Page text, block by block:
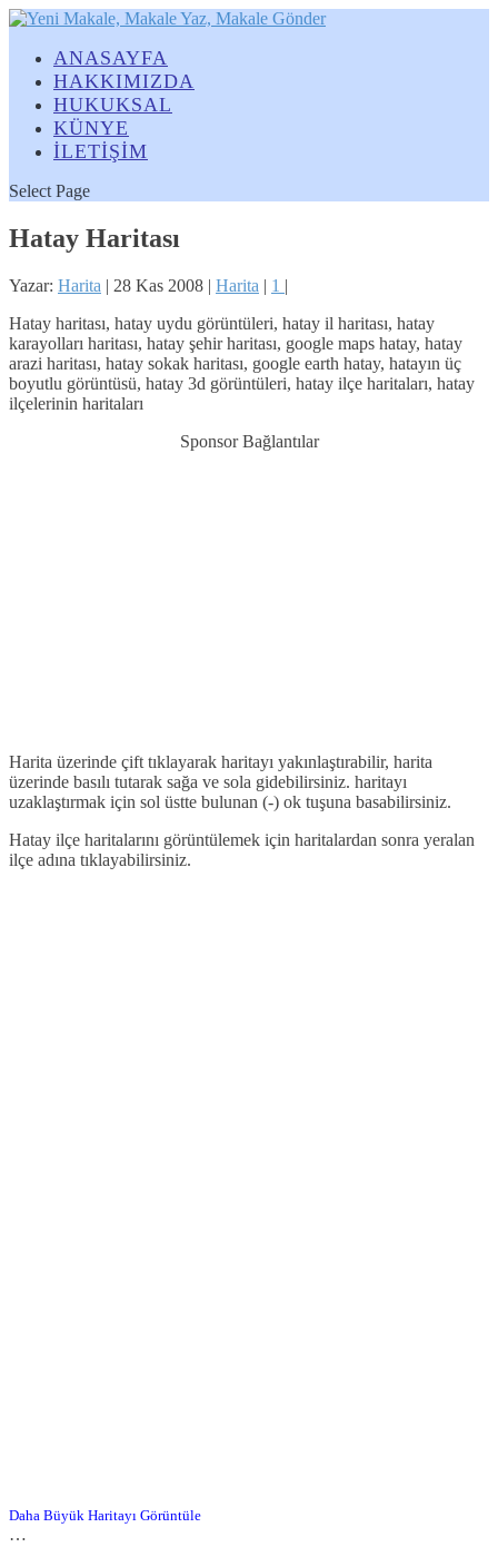
ANASAYFA
HAKKIMIZDA
HUKUKSAL
KÜNYE
İLETİŞİM
Select Page
Hatay Haritası
Yazar: Harita | 28 Kas 2008 | Harita | 1 |
Hatay haritası, hatay uydu görüntüleri, hatay il haritası, hatay
karayolları haritası, hatay şehir haritası, google maps hatay, hatay
arazi haritası, hatay sokak haritası, google earth hatay, hatayın üç
boyutlu görüntüsü, hatay 3d görüntüleri, hatay ilçe haritaları, hatay
ilçelerinin haritaları
Sponsor Bağlantılar
Harita üzerinde çift tıklayarak haritayı yakınlaştırabilir, harita
üzerinde basılı tutarak sağa ve sola gidebilirsiniz. haritayı
uzaklaştırmak için sol üstte bulunan (-) ok tuşuna basabilirsiniz.
Hatay ilçe haritalarını görüntülemek için haritalardan sonra yeralan
ilçe adına tıklayabilirsiniz.
Daha Büyük Haritayı Görüntüle
…